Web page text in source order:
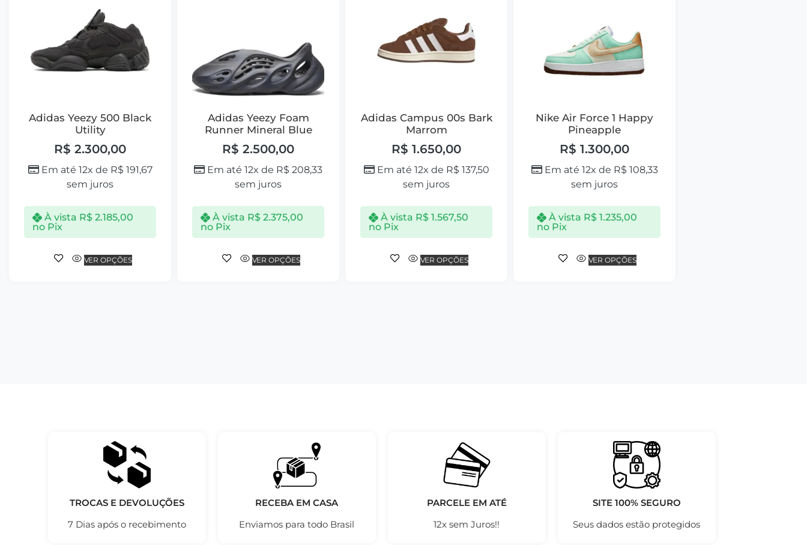
Adidas Yeezy 500 Black
Utility
R$ 2.300,00
Em até 12x de R$ 191,67
sem juros
À vista R$2.185,00
no Pix
VER OPÇÕES
Adidas Yeezy Foam
Runner Mineral Blue
R$ 2.500,00
Em até 12x de R$ 208,33
sem juros
À vista R$2.375,00
no Pix
VER OPÇÕES
Adidas Campus 00s Bark
Marrom
R$ 1.650,00
Em até 12x de R$ 137,50
sem juros
À vista R$1.567,50
no Pix
VER OPÇÕES
Nike Air Force 1 Happy
Pineapple
R$ 1.300,00
Em até 12x de R$ 108,33
sem juros
À vista R$1.235,00
no Pix
VER OPÇÕES
TROCAS E DEVOLUÇÕES
7 Dias após o recebimento
RECEBA EM CASA
Enviamos para todo Brasil
PARCELE EM ATÉ
12x sem Juros!!
SITE 100% SEGURO
Seus dados estão protegidos